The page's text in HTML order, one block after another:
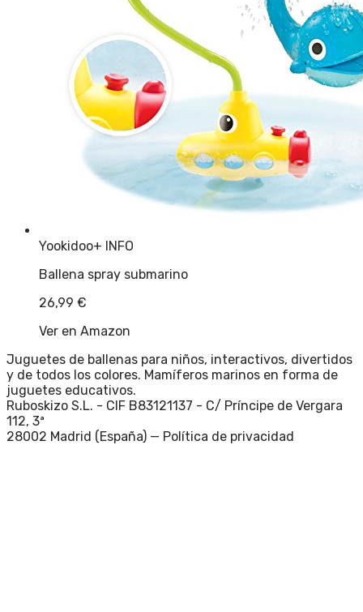
Yookidoo+ INFO
Ballena spray submarino
26,99 €
Ver en Amazon
Juguetes de ballenas para niños, interactivos, divertidos
y de todos los colores. Mamíferos marinos en forma de
juguetes educativos.
Ruboskizo S.L. - CIF B83121137 - C/ Príncipe de Vergara
112, 3ª
28002 Madrid (España) — Política de privacidad